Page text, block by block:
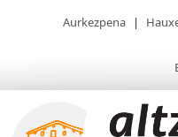
Aurkezpena |